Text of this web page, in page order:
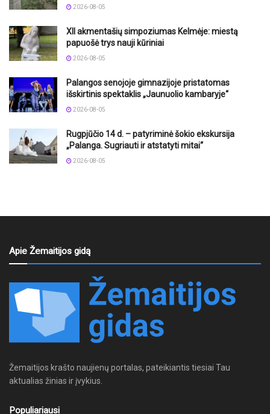
2026-08-05
XII akmentašių simpoziumas Kelmėje: miestą
papuošė trys nauji kūriniai
2026-08-05
Palangos senojoje gimnazijoje pristatomas
išskirtinis spektaklis „Jaunuolio kambaryje“
2026-08-05
Rugpjūčio 14 d. – patyriminė šokio ekskursija
„Palanga. Sugriauti ir atstatyti mitai“
2026-08-05
Apie Žemaitijos gidą
Žemaitijos krašto naujienų portalas, pateikiantis tiesiai Tau
aktualias žinias ir įvykius.
Populiariausi